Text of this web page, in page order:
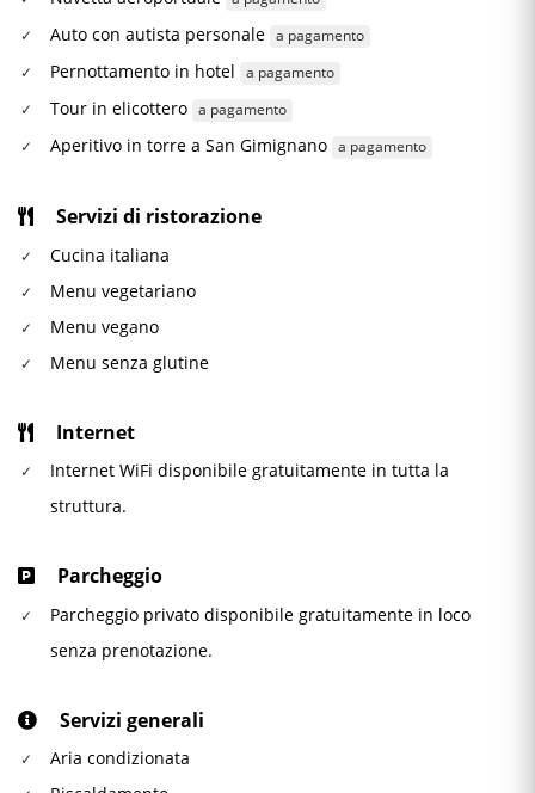
Auto con autista personale a pagamento
Pernottamento in hotel a pagamento
Tour in elicottero a pagamento
Aperitivo in torre a San Gimignano a pagamento
Servizi di ristorazione
Cucina italiana
Menu vegetariano
Menu vegano
Menu senza glutine
Internet
Internet WiFi disponibile gratuitamente in tutta la
struttura.
Parcheggio
Parcheggio privato disponibile gratuitamente in loco
senza prenotazione.
Servizi generali
Aria condizionata